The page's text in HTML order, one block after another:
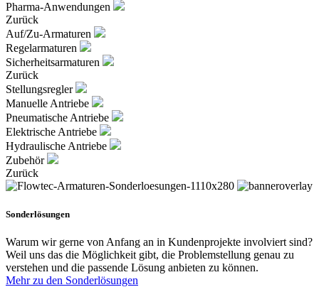
Pharma-Anwendungen
Zurück
Auf/Zu-Armaturen
Regelarmaturen
Sicherheitsarmaturen
Zurück
Stellungsregler
Manuelle Antriebe
Pneumatische Antriebe
Elektrische Antriebe
Hydraulische Antriebe
Zubehör
Zurück
Sonderlösungen
Warum wir gerne von Anfang an in Kundenprojekte involviert sind?
Weil uns das die Möglichkeit gibt, die Problemstellung genau zu
verstehen und die passende Lösung anbieten zu können.
Mehr zu den Sonderlösungen